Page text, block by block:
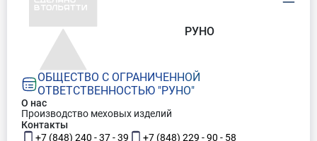
ОБЩЕСТВО С ОГРАНИЧЕННОЙ
ОТВЕТСТВЕННОСТЬЮ "РУНО"
РУНО
О нас
Производство меховых изделий
Контакты
+7 (848) 240 - 37 - 39
+7 (848) 229 - 90 - 58